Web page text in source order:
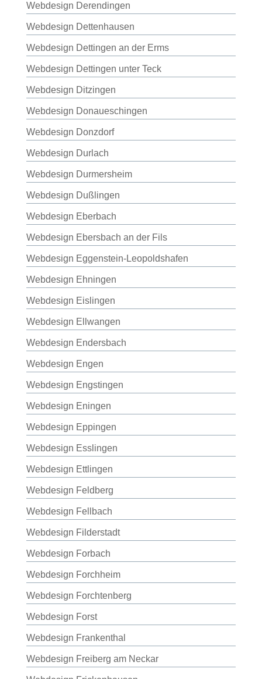
Webdesign Derendingen
Webdesign Dettenhausen
Webdesign Dettingen an der Erms
Webdesign Dettingen unter Teck
Webdesign Ditzingen
Webdesign Donaueschingen
Webdesign Donzdorf
Webdesign Durlach
Webdesign Durmersheim
Webdesign Dußlingen
Webdesign Eberbach
Webdesign Ebersbach an der Fils
Webdesign Eggenstein-Leopoldshafen
Webdesign Ehningen
Webdesign Eislingen
Webdesign Ellwangen
Webdesign Endersbach
Webdesign Engen
Webdesign Engstingen
Webdesign Eningen
Webdesign Eppingen
Webdesign Esslingen
Webdesign Ettlingen
Webdesign Feldberg
Webdesign Fellbach
Webdesign Filderstadt
Webdesign Forbach
Webdesign Forchheim
Webdesign Forchtenberg
Webdesign Forst
Webdesign Frankenthal
Webdesign Freiberg am Neckar